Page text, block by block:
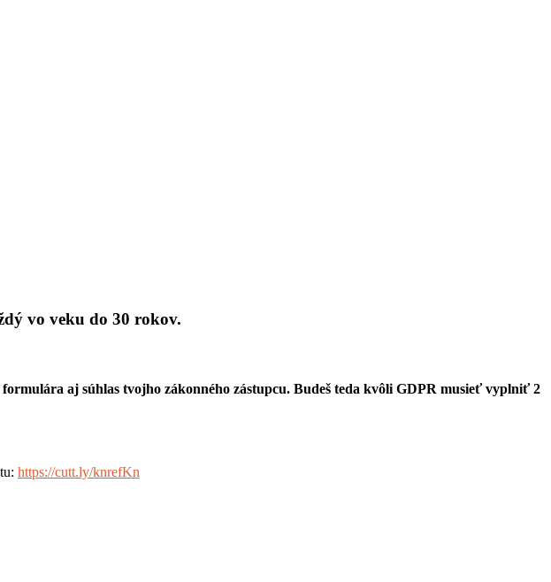
vo veku do 30 rokov.
aj súhlas tvojho zákonného zástupcu. Budeš teda kvôli GDPR musieť vyplniť 2
https://cutt.ly/knrefKn